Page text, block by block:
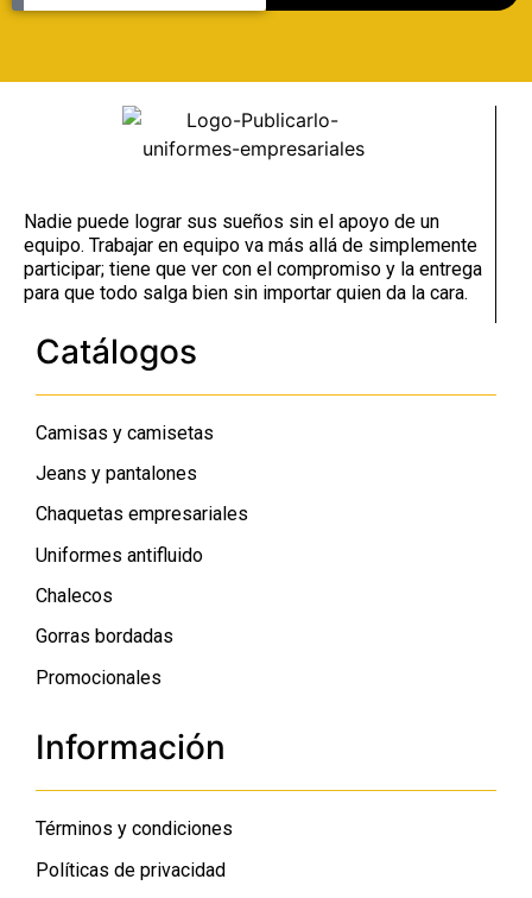
Nadie puede lograr sus sueños sin el apoyo de un
equipo. Trabajar en equipo va más allá de simplemente
participar; tiene que ver con el compromiso y la entrega
para que todo salga bien sin importar quien da la cara.
Catálogos
Camisas y camisetas
Jeans y pantalones
Chaquetas empresariales
Uniformes antifluido
Chalecos
Gorras bordadas
Promocionales
Información
Términos y condiciones
Políticas de privacidad